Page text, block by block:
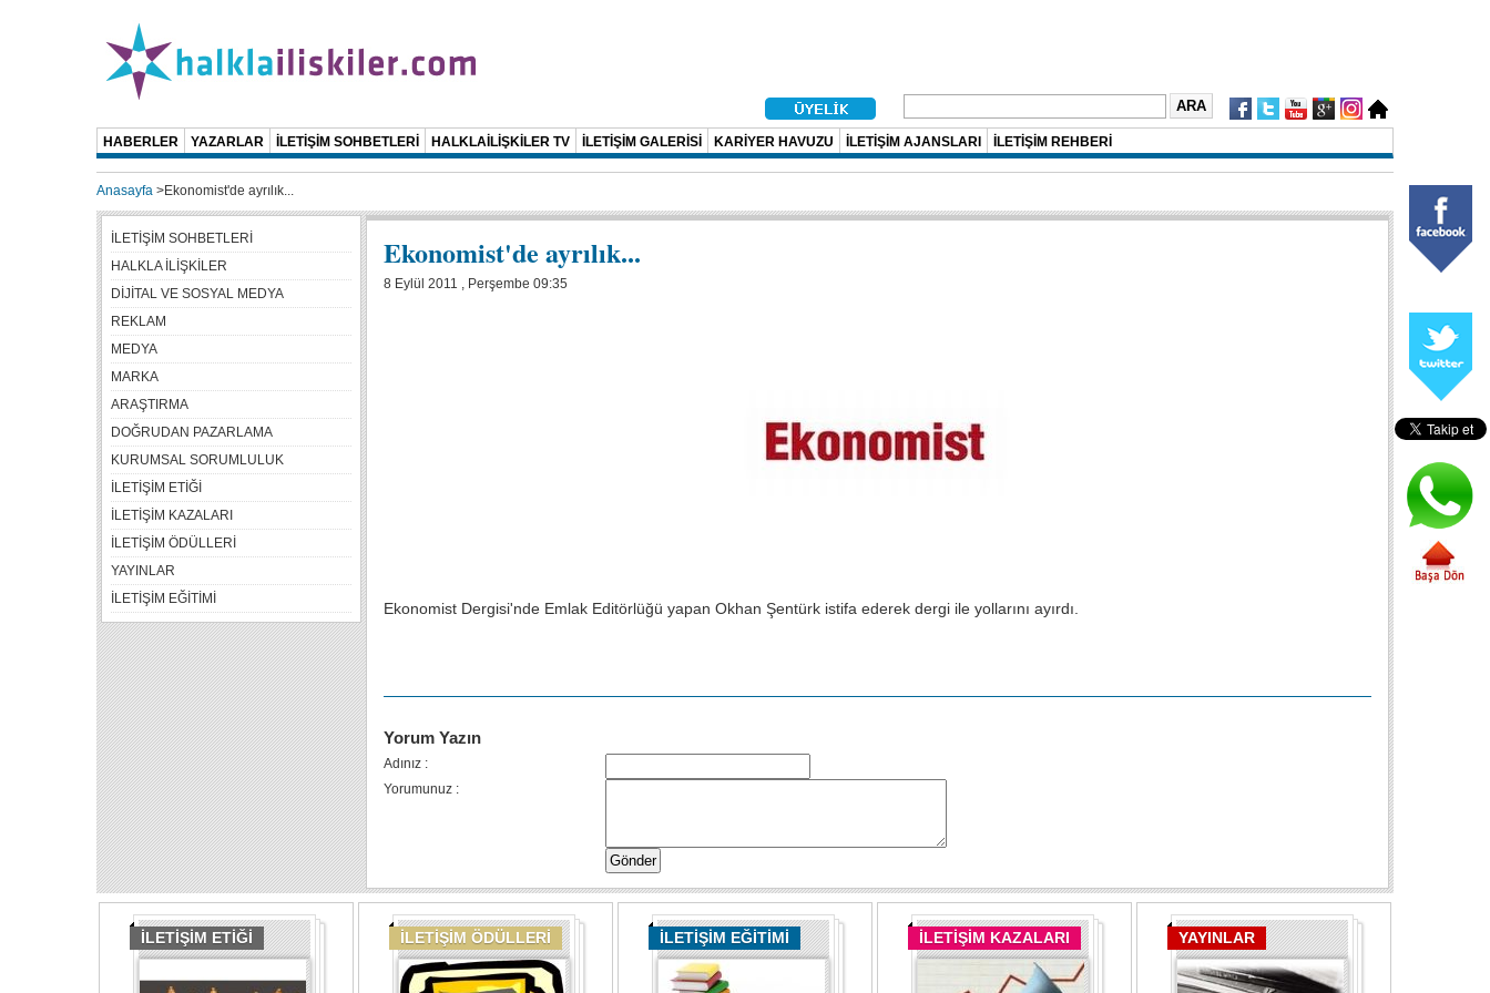
HABERLER YAZARLAR İLETİŞİM SOHBETLERİ HALKLAİLİŞKİLER TV İLETİŞİM GALERİSİ KARİYER HAVUZU İLETİŞİM AJANSLARI İLETİŞİM REHBERİ
Anasayfa >Ekonomist'de ayrılık...
Ekonomist'de ayrılık...
8 Eylül 2011 , Perşembe 09:35
Ekonomist Dergisi'nde Emlak Editörlüğü yapan Okhan Şentürk istifa ederek dergi ile yollarını ayırdı.
Yorum Yazın
Adınız :
Yorumunuz :
İLETİŞİM SOHBETLERİ
HALKLA İLİŞKİLER
DİJİTAL VE SOSYAL MEDYA
REKLAM
MEDYA
MARKA
ARAŞTIRMA
DOĞRUDAN PAZARLAMA
KURUMSAL SORUMLULUK
İLETİŞİM ETİĞİ
İLETİŞİM KAZALARI
İLETİŞİM ÖDÜLLERİ
YAYINLAR
İLETİŞİM EĞİTİMİ
İLETİŞİM ETİĞİ İLETİŞİM ÖDÜLLERİ İLETİŞİM EĞİTİMİ İLETİŞİM KAZALARI YAYINLAR